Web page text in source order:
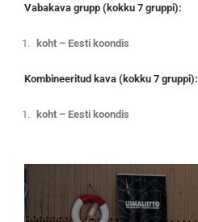
Vabakava grupp (kokku 7 gruppi):
koht – Eesti koondis
Kombineeritud kava (kokku 7 gruppi):
koht – Eesti koondis